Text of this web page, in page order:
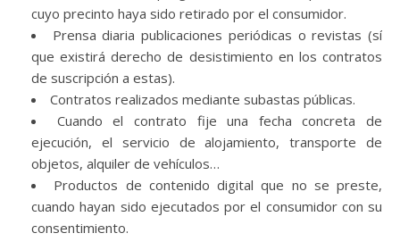
cuyo precinto haya sido retirado por el consumidor.
Prensa diaria publicaciones periódicas o revistas (sí
que existirá derecho de desistimiento en los contratos
de suscripción a estas).
Contratos realizados mediante subastas públicas.
Cuando el contrato fije una fecha concreta de
ejecución, el servicio de alojamiento, transporte de
objetos, alquiler de vehículos…
Productos de contenido digital que no se preste,
cuando hayan sido ejecutados por el consumidor con su
consentimiento.